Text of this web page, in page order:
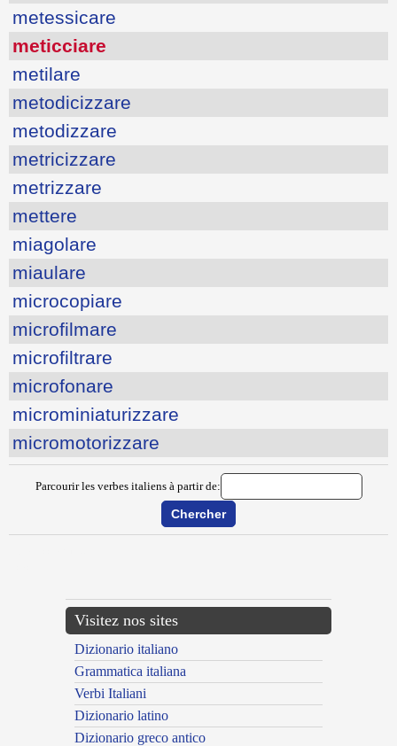
metessicare
meticciare
metilare
metodicizzare
metodizzare
metricizzare
metrizzare
mettere
miagolare
miaulare
microcopiare
microfilmare
microfiltrare
microfonare
microminiaturizzare
micromotorizzare
Parcourir les verbes italiens à partir de:
Visitez nos sites
Dizionario italiano
Grammatica italiana
Verbi Italiani
Dizionario latino
Dizionario greco antico